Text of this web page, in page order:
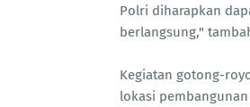
Polri diharapkan
berlangsung,"
Kegiatan gotong-
lokasi